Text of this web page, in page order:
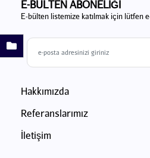
E-BÜLTEN ABONELİĞİ
E-bülten listemize katılmak için lütfen
Hakkımızda
Referanslarımız
İletişim